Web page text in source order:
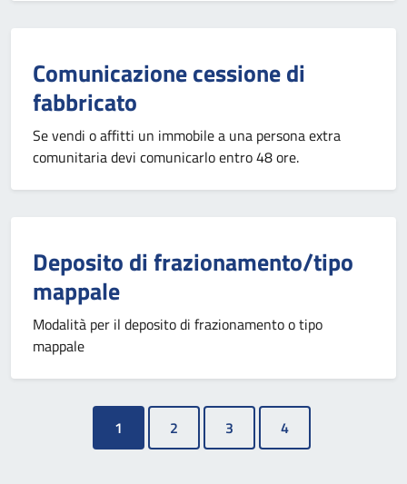
Comunicazione cessione di
fabbricato
Se vendi o affitti un immobile a una persona extra
comunitaria devi comunicarlo entro 48 ore.
Deposito di frazionamento/tipo
mappale
Modalità per il deposito di frazionamento o tipo
mappale
1